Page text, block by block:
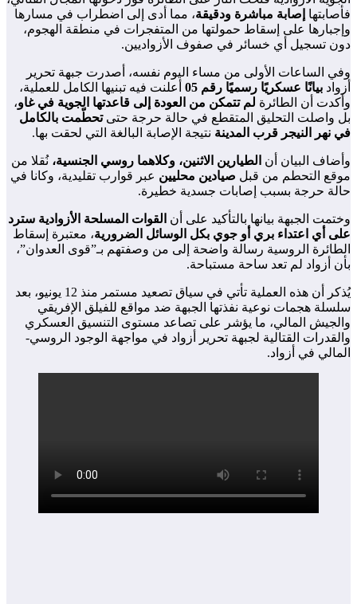
فأصابتها إصابة مباشرة ودقيقة، مما أدى إلى اضطراب في مسارها
وإجبارها على إسقاط حمولتها من المتفجرات في منطقة الهجوم،
دون تسجيل أي خسائر في صفوف الأزواديين.
وفي الساعات الأولى من مساء اليوم نفسه، أصدرت جبهة تحرير
أزواد بيانًا عسكريًا رسميًا رقم 05
أعلنت فيه تبنيها الكامل للعملية،
وأكدت أن الطائرة لم تتمكن من العودة إلى قاعدتها الجوية في غاو،
بل واصلت التحليق المتقطع في حالة حرجة حتىتحطّمت بالكامل
في نهر النيجر قرب المدينة نتيجة الإصابة البالغة التي لحقت بها.
وأضاف البيان أن الطيارين الاثنين، وكلاهما روسي الجنسية، نُقلا من
موقع التحطم من قبل صيادين محليين عبر قوارب تقليدية، وكانا في
حالة حرجة بسبب إصابات جسدية خطيرة.
وختمت الجبهة بيانها بالتأكيد على أن القوات المسلحة الأزوادية سترد
على أي اعتداء بري أو جوي بكل الوسائل الضرورية، معتبرة إسقاط
الطائرة الروسية رسالة واضحة إلى من وصفتهم بـ”قوى العدوان”،
بأن أزواد لم تعد ساحة مستباحة.
يُذكر أن هذه العملية تأتي في سياق تصعيد مستمر منذ 12 يونيو، بعد
سلسلة هجمات نوعية نفذتها الجبهة ضد مواقع للفيلق الإفريقي
والجيش المالي، ما يؤشر على تصاعد مستوى التنسيق العسكري
والقدرات القتالية لجبهة تحرير أزواد في مواجهة الوجود الروسي-
المالي في أزواد.